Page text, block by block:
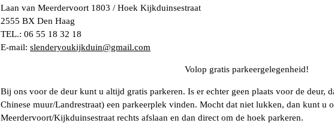
Laan van Meerdervoort 1803 / Hoek Kijkduinsestraat
2555 BX Den Haag
TEL.: 06 55 18 32 18
E-mail: slenderyoukijkduin@gmail.com
Volop gratis parkeergelegenheid!
Bij ons voor de deur kunt u altijd gratis parkeren. Is er echter geen plaats voor de deur,
Chinese muur/Landrestraat) een parkeerplek vinden. Mocht dat niet lukken, dan kunt u
Meerdervoort/Kijkduinsestraat rechts afslaan en dan direct om de hoek parkeren.